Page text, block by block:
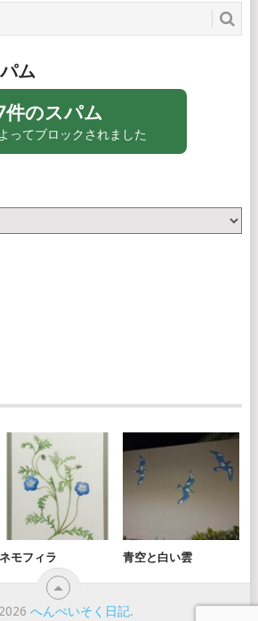
ム
件のスパム
ってブロックされました
ネモフィラ 青空と白い雲
へんぺいそく日記.